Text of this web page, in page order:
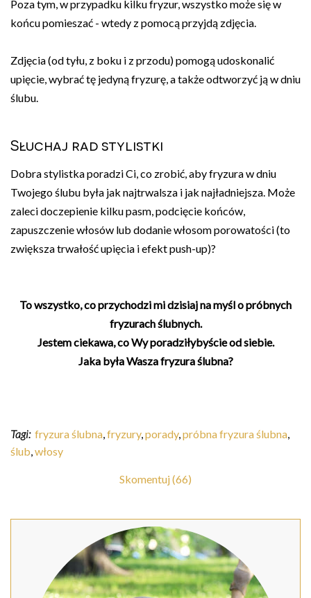
Poza tym, w przypadku kilku fryzur, wszystko może się w
końcu pomieszać - wtedy z pomocą przyjdą zdjęcia.
Zdjęcia (od tyłu, z boku i z przodu) pomogą udoskonalić
upięcie, wybrać tę jedyną fryzurę, a także odtworzyć ją w dniu
ślubu.
Słuchaj rad stylistki
Dobra stylistka poradzi Ci, co zrobić, aby fryzura w dniu
Twojego ślubu była jak najtrwalsza i jak najładniejsza. Może
zaleci doczepienie kilku pasm, podcięcie końców,
zapuszczenie włosów lub dodanie włosom porowatości (to
zwiększa trwałość upięcia i efekt push-up)?
To wszystko, co przychodzi mi dzisiaj na myśl o próbnych
fryzurach ślubnych.
Jestem ciekawa, co Wy poradziłybyście od siebie.
Jaka była Wasza fryzura ślubna?
Tagi: fryzura ślubna,fryzury,porady,próbna fryzura ślubna,
ślub,włosy
Skomentuj (66)